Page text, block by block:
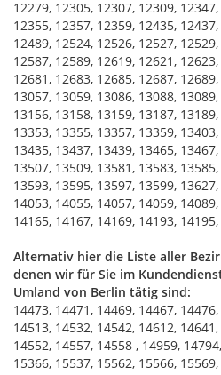
12279, 12305, 12307, 12309,
12355, 12357, 12359, 12435,
12489, 12524, 12526, 12527,
12587, 12589, 12619, 12621,
12681, 12683, 12685, 12687,
13057, 13059, 13086, 13088,
13156, 13158, 13159, 13187,
13353, 13355, 13357, 13359,
13435, 13437, 13439, 13465,
13507, 13509, 13581, 13583,
13593, 13595, 13597, 13599,
14053, 14055, 14057, 14059,
14165, 14167, 14169, 14193,
Alternativ hier die Liste aller
denen wir für Sie im
Umland von Berlin tätig sind:
14473, 14471, 14469, 14467,
14513, 14532, 14542, 14612,
14552, 14557, 14558 , 14959,
15366, 15537, 15562, 15566,